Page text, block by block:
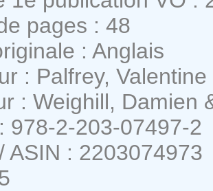
pages : 48
: Anglais
: Palfrey, Valentine
: Weighill, Damien
978-2-203-07497-2
ASIN : 2203074973